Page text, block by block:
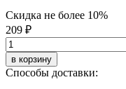
Скидка не более 10%
209 ₽
в корзину
Способы доставки: